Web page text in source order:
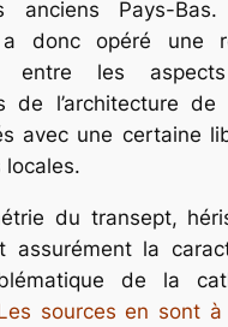
anciens Pays-
donc opéré une
entre les
de l’architecture
avec une certaine
du transept,
assurément la
de la
sources en sont